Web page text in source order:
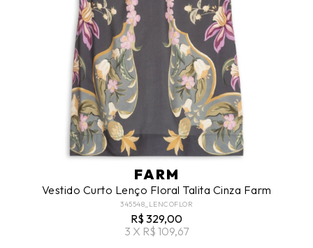
FARM
Vestido Curto Lenço Floral Talita Cinza Farm
345548_LENCOFLOR
R$ 329,00
3 X R$ 109,67